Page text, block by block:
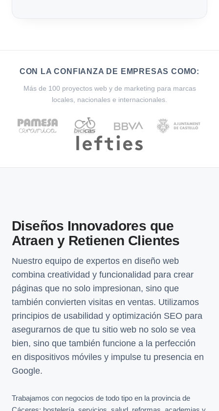
CON LA CONFIANZA DE EMPRESAS COMO:
Más de 100 proyectos web y de marketing para marcas
locales, nacionales e internacionales.
Diseños Innovadores que
Atraen y Retienen Clientes
Nuestro equipo de expertos en diseño web
combina creatividad y funcionalidad para crear
páginas que no solo impresionan, sino que
también convierten visitas en ventas. Utilizamos
principios de usabilidad y optimización SEO para
asegurarnos de que tu sitio web no solo se vea
bien, sino que también funcione a la perfección
en dispositivos móviles y impulse tu presencia en
Google.
Trabajamos con negocios de todo tipo en la provincia de